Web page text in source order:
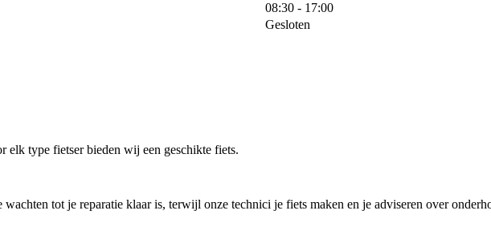
08:30 - 17:00
Gesloten
elk type fietser bieden wij een geschikte fiets.
tot je reparatie klaar is, terwijl onze technici je fiets maken en je adviseren over